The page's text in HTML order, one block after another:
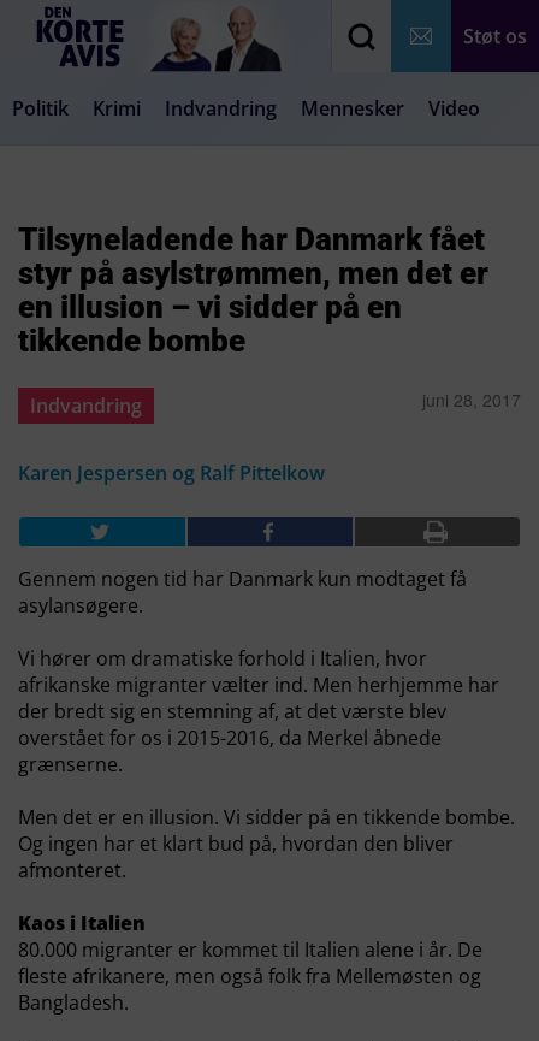
Støt os
Politik Krimi Indvandring Mennesker Video
Tilsyneladende har Danmark fået
styr på asylstrømmen, men det er
en illusion – vi sidder på en
tikkende bombe
Indvandring juni 28, 2017
Karen Jespersen og Ralf Pittelkow
Gennem nogen tid har Danmark kun modtaget få
asylansøgere.
Vi hører om dramatiske forhold i Italien, hvor
afrikanske migranter vælter ind. Men herhjemme har
der bredt sig en stemning af, at det værste blev
overstået for os i 2015-2016, da Merkel åbnede
grænserne.
Men det er en illusion. Vi sidder på en tikkende bombe.
Og ingen har et klart bud på, hvordan den bliver
afmonteret.
Kaos i Italien
80.000 migranter er kommet til Italien alene i år. De
fleste afrikanere, men også folk fra Mellemøsten og
Bangladesh.